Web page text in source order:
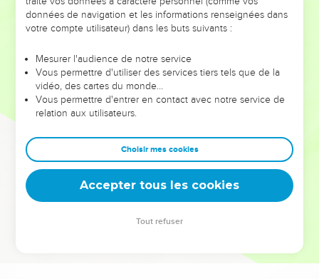
VOTRES ?
leur foi ou leur vision. Mais on voit moins les doutes, les erreurs
et les saisons difficiles qu'ils ont traversés, alors même que ce
sont elles qui les ont façonnés.
Dans cette conférence, leaders, entrepreneurs, et responsables
clés pour avancer avec plus de sagesse afin que leurs erreurs
deviennent vos tremplins. Que vous guidiez un ministère, une
équipe, un groupe ou une famille, leur expérience est faite
données de navigation et les informations renseignées dans
votre compte utilisateur) dans les buts suivants :
Mesurer l'audience de notre service
Vous permettre d'utiliser des services tiers tels que de la
vidéo, des cartes du monde…
Vous permettre d'entrer en contact avec notre service de
relation aux utilisateurs.
Choisir mes cookies
Accepter tous les cookies
Tout refuser